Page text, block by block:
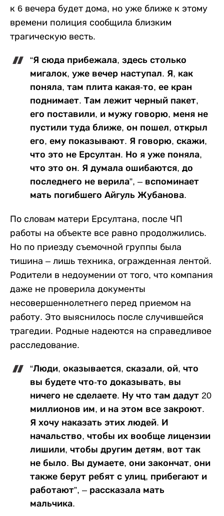
к 6 вечера будет дома, но уже ближе к этому
времени полиция сообщила близким
трагическую весть.
“Я сюда прибежала, здесь столько
мигалок, уже вечер наступал. Я, как
поняла, там плита какая-то, ее кран
поднимает. Там лежит черный пакет,
его поставили, и мужу говорю, меня не
пустили туда ближе, он пошел, открыл
его, ему показывают. Я говорю, скажи,
что это не Ерсултан. Но я уже поняла,
что это он. Я думала ошибаются, до
последнего не верила”, – вспоминает
мать погибшего Айгуль Жубанова.
По словам матери Ерсултана, после ЧП
работы на объекте все равно продолжились.
Но по приезду съемочной группы была
тишина – лишь техника, огражденная лентой.
Родители в недоумении от того, что компания
даже не проверила документы
несовершеннолетнего перед приемом на
работу. Это выяснилось после случившейся
трагедии. Родные надеются на справедливое
расследование.
“Люди, оказывается, сказали, ой, что
вы будете что-то доказывать, вы
ничего не сделаете. Ну что там дадут 20
миллионов им, и на этом все закроют.
Я хочу наказать этих людей. И
начальство, чтобы их вообще лицензии
лишили, чтобы другим детям, вот так
не было. Вы думаете, они закончат, они
также берут ребят с улиц, прибегают и
работают”, – рассказала мать
мальчика.